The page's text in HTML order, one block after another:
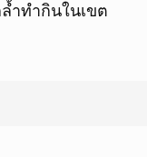
ำทำกินในเขต